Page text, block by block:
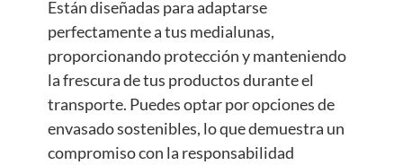
Están diseñadas para adaptarse
perfectamente a tus medialunas,
proporcionando protección y manteniendo
la frescura de tus productos durante el
transporte. Puedes optar por opciones de
envasado sostenibles, lo que demuestra un
compromiso con la responsabilidad